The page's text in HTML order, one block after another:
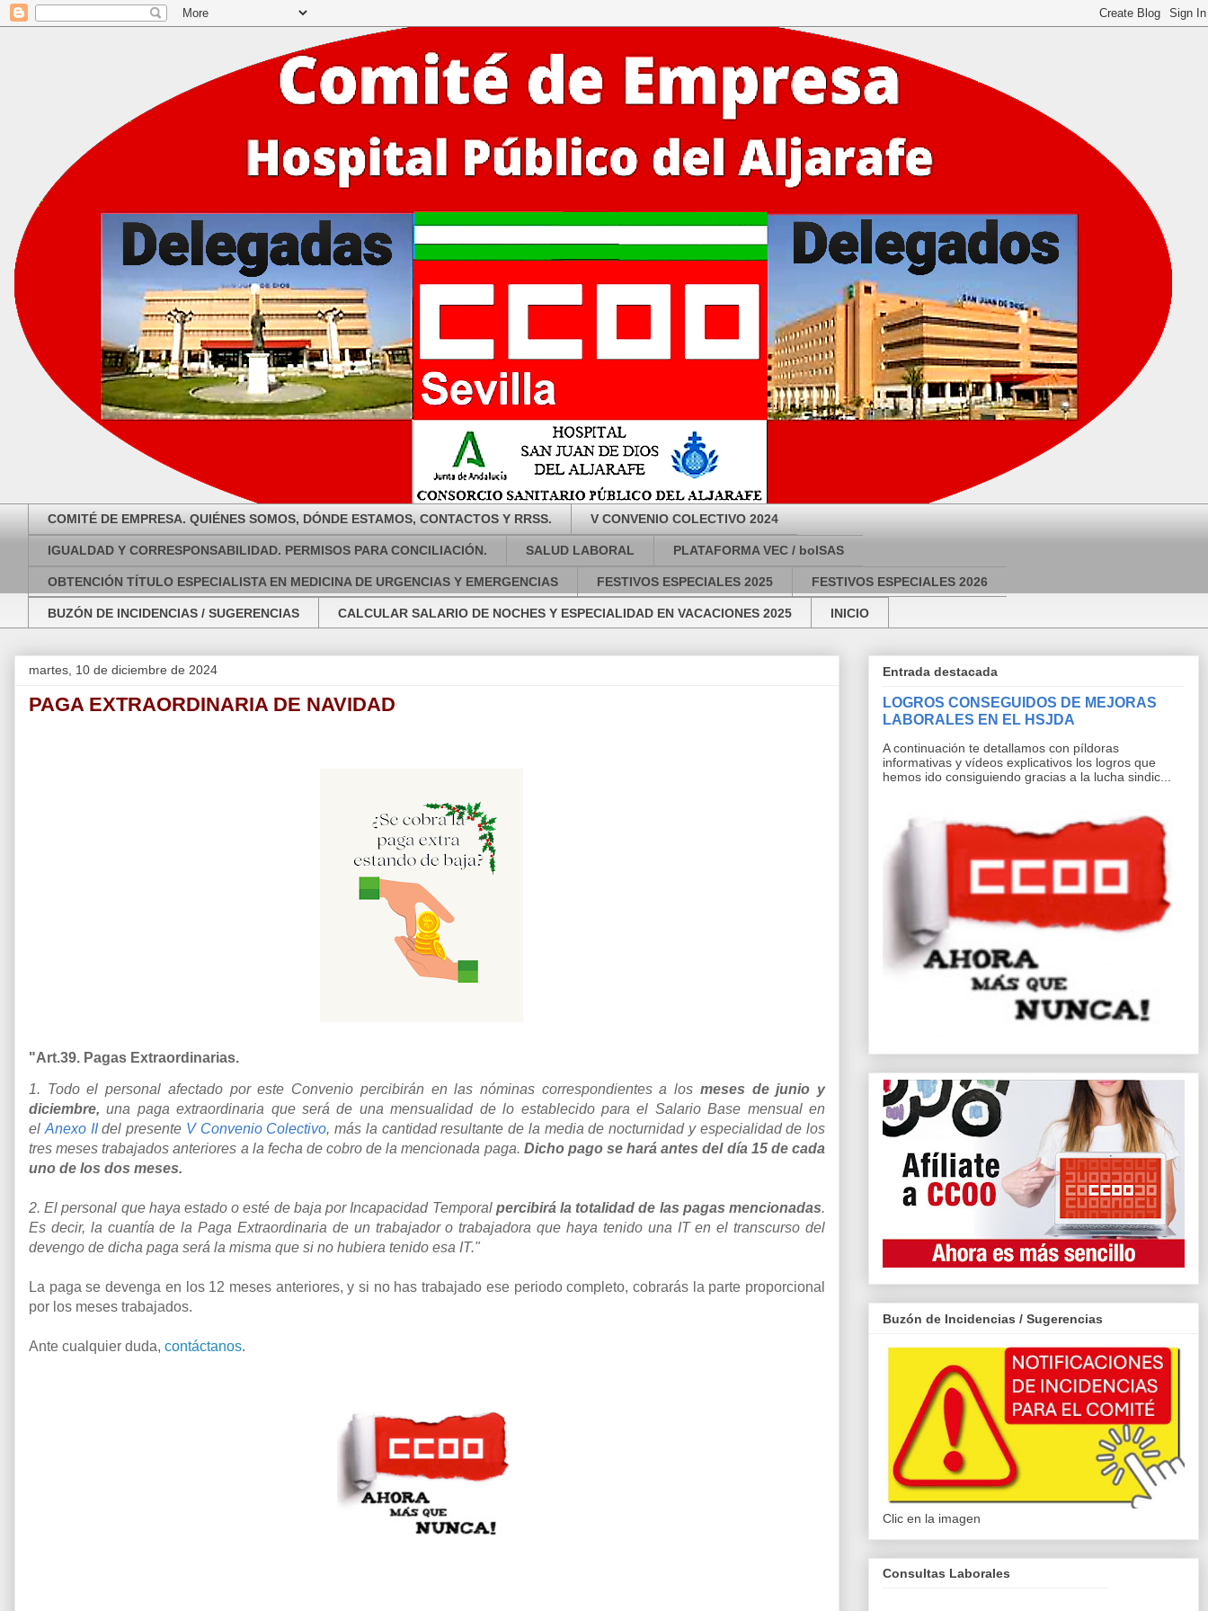
COMITÉ DE EMPRESA. QUIÉNES SOMOS, DÓNDE ESTAMOS, CONTACTOS Y RRSS. V CONVENIO COLECTIVO 2024
IGUALDAD Y CORRESPONSABILIDAD. PERMISOS PARA CONCILIACIÓN. SALUD LABORAL PLATAFORMA VEC / bolSAS
OBTENCIÓN TÍTULO ESPECIALISTA EN MEDICINA DE URGENCIAS Y EMERGENCIAS FESTIVOS ESPECIALES 2025 FESTIVOS ESPECIALES 2026
BUZÓN DE INCIDENCIAS / SUGERENCIAS CALCULAR SALARIO DE NOCHES Y ESPECIALIDAD EN VACACIONES 2025 INICIO
martes, 10 de diciembre de 2024
PAGA EXTRAORDINARIA DE NAVIDAD
"Art.39. Pagas Extraordinarias.
1. Todo el personal afectado por este Convenio percibirán en las nóminas correspondientes a los meses de junio y
diciembre, una paga extraordinaria que será de una mensualidad de lo establecido para el Salario Base mensual en
el Anexo IIdel presente V Convenio Colectivo, más la cantidad resultante de la media de nocturnidad y especialidad de los
tres meses trabajados anteriores a la fecha de cobro de la mencionada paga. Dicho pago se hará antes del día 15 de cada
uno de los dos meses.
2. El personal que haya estado o esté de baja por Incapacidad Temporal percibirá la totalidad de las pagas mencionadas.
Es decir, la cuantía de la Paga Extraordinaria de un trabajador o trabajadora que haya tenido una IT en el transcurso del
devengo de dicha paga será la misma que si no hubiera tenido esa IT."
La paga se devenga en los 12 meses anteriores, y si no has trabajado ese periodo completo, cobrarás la parte proporcional
por los meses trabajados.
Ante cualquier duda, contáctanos.
Entrada destacada
LOGROS CONSEGUIDOS DE MEJORAS
LABORALES EN EL HSJDA
A continuación te detallamos con píldoras
informativas y vídeos explicativos los logros que
hemos ido consiguiendo gracias a la lucha sindic...
Buzón de Incidencias / Sugerencias
Clic en la imagen
Consultas Laborales